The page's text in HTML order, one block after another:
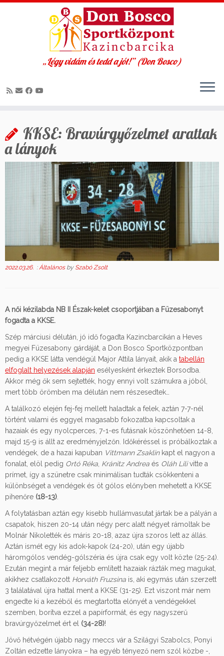
content
„Légy vidám és tedd a jót!” (Don Bosco)
KKSE: Bravúrgyőzelmet arattak
a lányok
2022.03.26. :Általános by Szabó Zsolt
A női kézilabda NB II Észak-kelet csoportjában a Füzesabonyt
fogadta a KKSE.
Szép márciusi délután, jó idő fogadta Kazincbarcikán a Heves
megyei Füzesabony gárdáját, a Don Bosco Sportközpontban
pedig a KKSE látta vendégül Major Attila lányait, akik a tabellán
elfoglalt helyezések alapján esélyesként érkeztek Borsodba.
Akkor még ők sem sejtették, hogy ennyi volt számukra a jóból,
mert több örömben ma délután nem részesedtek…
A találkozó elején fej-fej mellett haladtak a felek, aztán 7-7-nél
történt valami és eggyel magasabb fokozatba kapcsoltak a
hazaiak és egy nyolcperces, 7-1-es futásnak köszönhetően 14-8,
majd 15-9 is állt az eredményjelzőn. Időkéréssel is próbálkoztak a
vendégek, de a hazai kapuban Vittmann Zsaklinkapt el nagyon a
fonalat, elöl pedig Ortó Réka Kránitz Andrea és Oláh Lilivitte a
prímet, így a szünetre csak minimálisan tudták csökkenteni a
különbséget a vendégek és öt gólos előnyben mehetett a KKSE
pihenőre (18-13)
A folytatásban aztán egy kisebb hullámvasutat jártak be a pályán a
csapatok, hiszen 20-14 után négy perc alatt négyet rámoltak be
Molnár Nikolették és máris 20-18, azaz újra szoros lett az állás.
Aztán ismét egy kis adok-kapok (24-20), után egy újabb
háromgólos vendég-gólszéria és újra csak egy volt közte (25-24).
Ezután megint a már feljebb említett hazaiak rázták meg magukat,
akikhez csatlakozott Horváth Fruzsina is, aki egymás után szerzett
3 találatával újra hattal ment a KKSE (31-25). Ezt viszont már nem
engedte ki a kezéből és megtartotta előnyét a vendégekkel
szemben, borítva ezzel a papírformát, és egy nagyszerű
bravúrgyőzelmet ért el (34-28)!
Jövő hétvégén újabb nagy meccs vár a Szilágyi Szabolcs, Ponyi
Zoltán edzette lányokra – ha egyéb tényező nem szól közbe -,